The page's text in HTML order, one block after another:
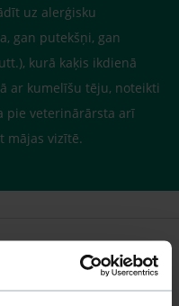
uz alerģisku
gan putekšņi, gan
kurā kaķis ikdienā
ar kumelīšu tēju, noteikti
pie veterinārārsta arī
mājas vizītē.